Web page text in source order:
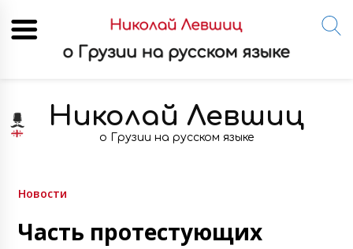
content
Николай Левшиц
о Грузии на русском языке
Новости
Часть протестующих